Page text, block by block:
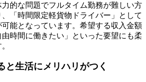
的な問題でフルタイム勤務が難しい方
「時間限定軽貨物ドライバー」として
能となっています。希望する収入金額
時間に働きたい」といった要望にも柔
と生活にメリハリがつく